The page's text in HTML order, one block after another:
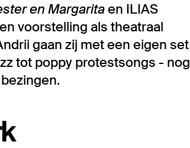
en Margaritaen ILIAS
voorstelling als theatraal
gaan zij met een eigen set
tot poppy protestsongs - nog